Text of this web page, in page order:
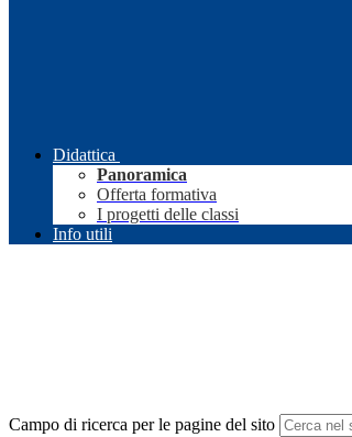
Didattica
Panoramica
Offerta formativa
I progetti delle classi
Info utili
Campo di ricerca per le pagine del sito